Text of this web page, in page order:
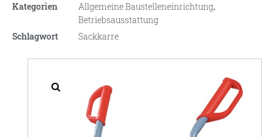
Kategorien Allgemeine Baustelleneinrichtung,
Betriebsausstattung
Schlagwort
Sackkarre